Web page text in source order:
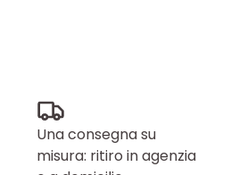
Una consegna su
misura: ritiro in agenzia